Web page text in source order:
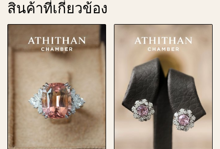
สินค้าที่เกี่ยวข้อง